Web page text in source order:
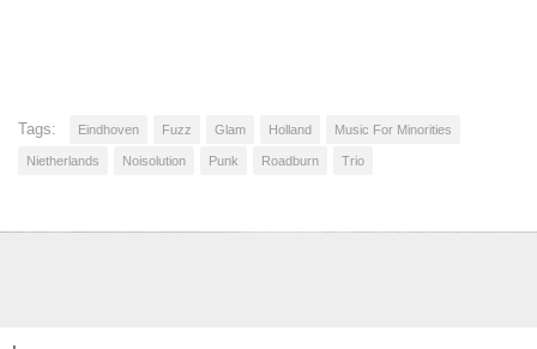
Tags: Eindhoven Fuzz Glam Holland Music For Minorities
Nietherlands Noisolution Punk Roadburn Trio